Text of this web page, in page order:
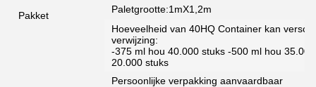
Pakket
Paletgrootte:1mX1,2m
Hoeveelheid van 40HQ Container kan
verwijzing:
-375 ml hou 40.000 stuks -500 ml hou
20.000 stuks
Persoonlijke verpakking aanvaardbaar